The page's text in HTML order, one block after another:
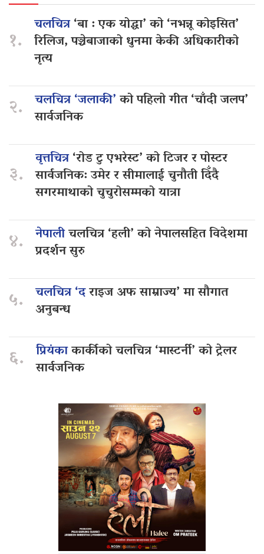
१.
चलचित्र‘बा : एक योद्धा’ को ‘नभन्नू कोइसित’
रिलिज, पञ्चेबाजाको धुनमा केकी अधिकारीको
नृत्य
२. चलचित्र ‘जलाकी’को पहिलो गीत ‘चाँदी जलप’
सार्वजनिक
३.
वृत्तचित्र‘रोड टु एभरेस्ट’ को टिजर र पोस्टर
सार्वजनिक: उमेर र सीमालाई चुनौती दिँदै
सगरमाथाको चुचुरोसम्मको यात्रा
४. नेपालीचलचित्र ‘हली’ को नेपालसहित विदेशमा
प्रदर्शन सुरु
५. चलचित्र ‘दराइज अफ साम्राज्य’ मा सौगात
अनुबन्ध
६. प्रियंकाकार्कीको चलचित्र ‘मास्टर्नी’ को ट्रेलर
सार्वजनिक